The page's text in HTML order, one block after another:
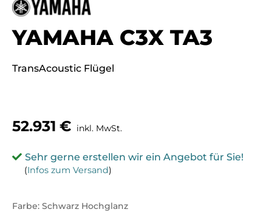
YAMAHA C3X TA3
TransAcoustic Flügel
52.931 € inkl. MwSt.
Sehr gerne erstellen wir ein Angebot für Sie!
(Infos zum Versand)
Farbe: Schwarz Hochglanz